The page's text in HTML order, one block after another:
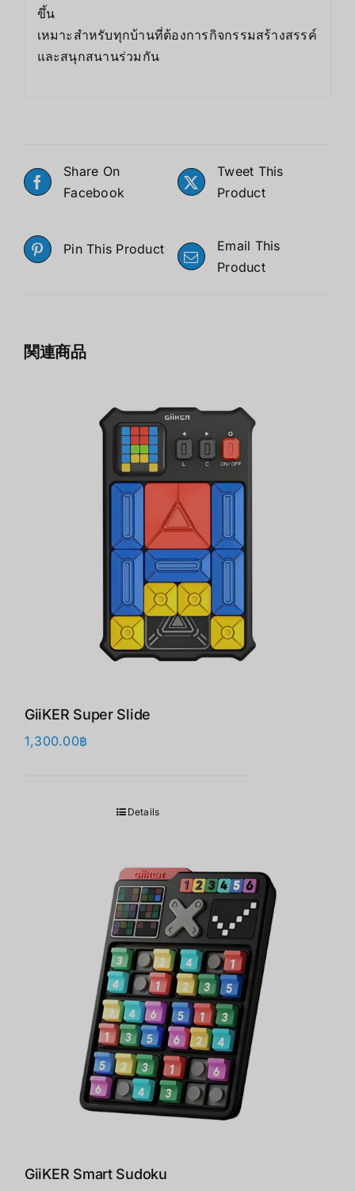
ขึ้น
เหมาะสำหรับทุกบ้านที่ต้องการกิจกรรมสร้างสรรค์
และสนุกสนานร่วมกัน
Share On
Facebook
Tweet This
Product
Pin This Product
Email This
Product
関連商品
GiiKER Super Slide
1,300.00฿
Details
GiiKER Smart Sudoku